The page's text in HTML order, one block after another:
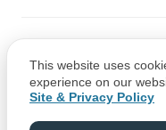
Copyright ©
This website uses
experience on our
Site & Privacy Policy